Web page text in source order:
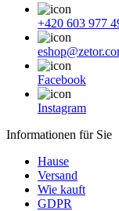
+420 603 977
Facebook
Instagram
Informationen für Sie
Hause
Versand
Wie kauft
GDPR